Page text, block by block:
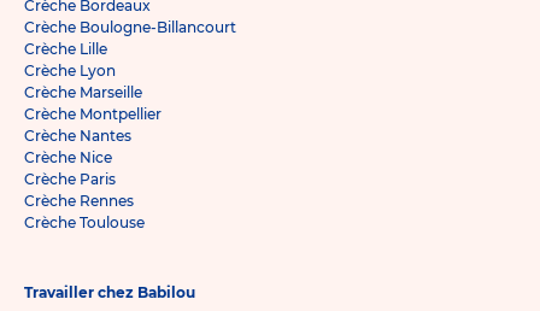
Crèche Bordeaux
Crèche Boulogne-Billancourt
Crèche Lille
Crèche Lyon
Crèche Marseille
Crèche Montpellier
Crèche Nantes
Crèche Nice
Crèche Paris
Crèche Rennes
Crèche Toulouse
Travailler chez Babilou